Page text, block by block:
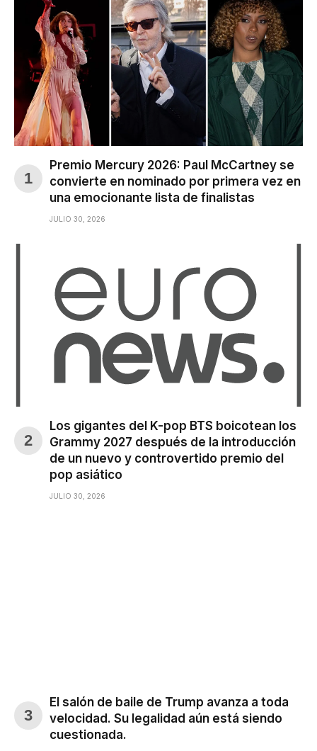
Premio Mercury 2026: Paul McCartney se
convierte en nominado por primera vez en
una emocionante lista de finalistas
JULIO 30, 2026
Los gigantes del K-pop BTS boicotean los
Grammy 2027 después de la introducción
de un nuevo y controvertido premio del
pop asiático
JULIO 30, 2026
El salón de baile de Trump avanza a toda
velocidad. Su legalidad aún está siendo
cuestionada.